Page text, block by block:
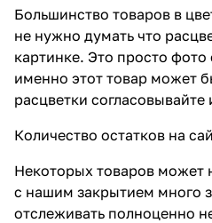
Большинство товаров в
не нужно думать что
картинке. Это просто
именно этот товар может
расцветки согласовывайте
Количество остатков на
Некоторых товаров может
с нашим закрытием много
отслеживать полноценно